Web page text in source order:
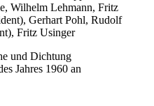
Wilhelm Lehmann, Fritz
Gerhart Pohl, Rudolf
Fritz Usinger
und Dichtung
Jahres 1960 an